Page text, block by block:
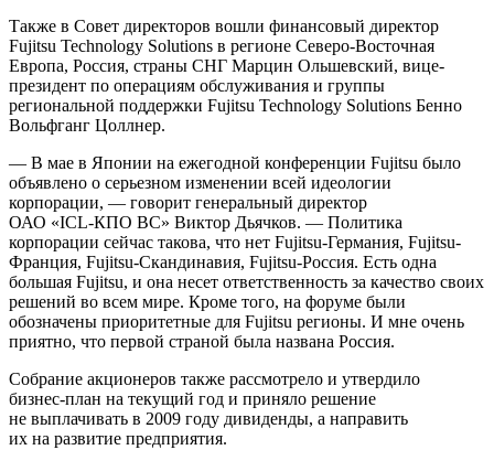
Также в Совет директоров вошли финансовый директор
Fujitsu Technology Solutions в регионе Северо-Восточная
Европа, Россия, страны СНГ Марцин Ольшевский, вице-
президент по операциям обслуживания и группы
региональной поддержки Fujitsu Technology Solutions Бенно
Вольфганг Цоллнер.
— В мае в Японии на ежегодной конференции Fujitsu было
объявлено о серьезном изменении всей идеологии
корпорации, — говорит генеральный директор
ОАО «ICL-КПО ВС» Виктор Дьячков. — Политика
корпорации сейчас такова, что нет Fujitsu-Германия, Fujitsu-
Франция, Fujitsu-Скандинавия, Fujitsu-Россия. Есть одна
большая Fujitsu, и она несет ответственность за качество своих
решений во всем мире. Кроме того, на форуме были
обозначены приоритетные для Fujitsu регионы. И мне очень
приятно, что первой страной была названа Россия.
Собрание акционеров также рассмотрело и утвердило
бизнес-план на текущий год и приняло решение
не выплачивать в 2009 году дивиденды, а направить
их на развитие предприятия.